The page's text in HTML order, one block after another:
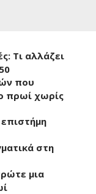
Τι αλλάζει
που
πρωί χωρίς
στη
μια